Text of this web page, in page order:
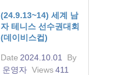
(24.9.13~14) 세계 남
자 테니스 선수권대회
(데이비스컵)
Date 2024.10.01
By
운영자 Views411